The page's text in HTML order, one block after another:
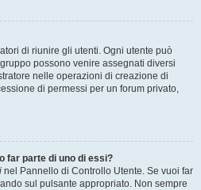
di riunire gli utenti. Ogni utente può
possono venire assegnati diversi
nelle operazioni di creazione di
di permessi per un forum privato,
far parte di uno di essi?
nel Pannello di Controllo Utente. Se vuoi far
sul pulsante appropriato. Non sempre